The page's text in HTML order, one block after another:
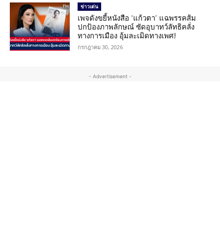
ข่าวเด่น
เพจดังขยี้หนังสือ ‘แก้วตา’ แฉพรรคส้ม
ปกป้องภาพลักษณ์ ซัดอุบาทว์ลัทธิคลั่ง
ทางการเมือง อุ้มละเมิดทางเพศ!
กรกฎาคม 30, 2026
- Advertisement -